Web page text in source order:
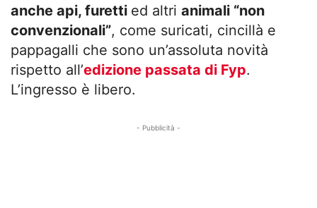
anche api, furetti ed altri animali “non
convenzionali”, come suricati, cincillà e
pappagalli che sono un’assoluta novità
rispetto all’edizione passata di Fyp.
L’ingresso è libero.
- Pubblicità -